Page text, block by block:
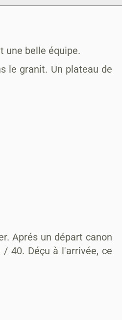
une belle équipe.
le granit. Un plateau de
Aprés un départ canon
/ 40. Déçu à l'arrivée, ce